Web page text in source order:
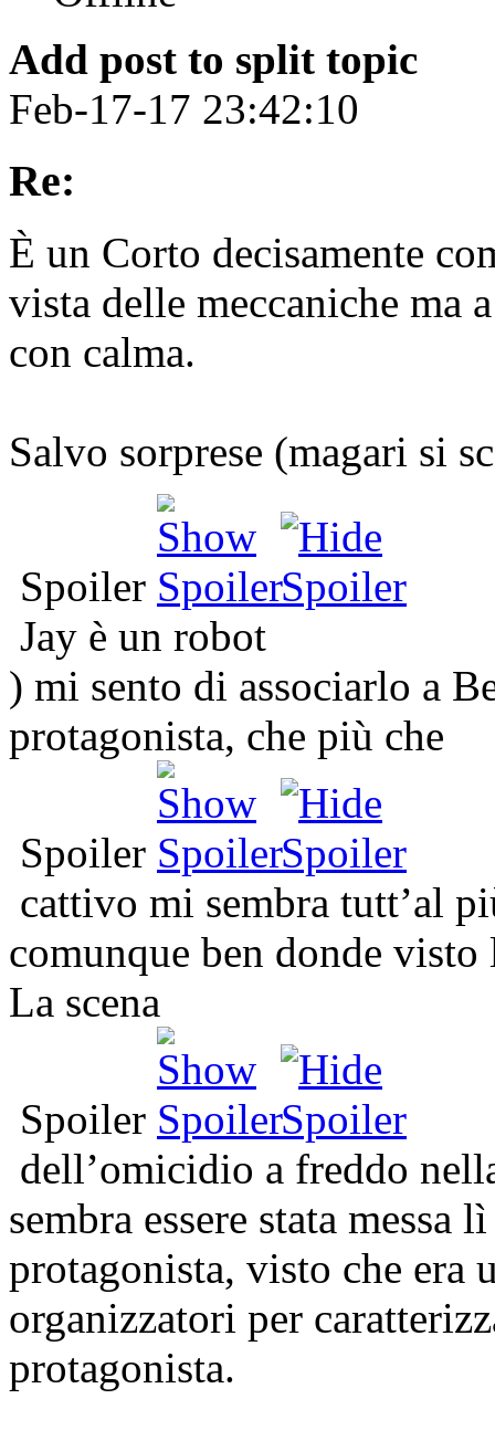
Add post to split topic
Feb-17-17 23:42:10
Re:
È un Corto decisamente
vista delle meccaniche
con calma.
Salvo sorprese (magari si
Spoiler
Jay è un robot
) mi sento di associarlo a
protagonista, che più che
Spoiler
cattivo mi sembra tutt’al
comunque ben donde
La scena
Spoiler
dell’omicidio a freddo
sembra essere stata
protagonista, visto che era
organizzatori per
protagonista.